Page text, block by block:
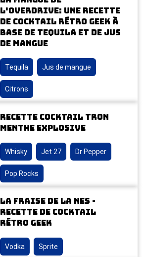
l'Overdrive: Une Recette
de Cocktail Rétro Geek à
Base de Tequila et de Jus
de Mangue
Tequila Jus de mangue
Citrons
Recette Cocktail Tron
Menthe Explosive
Whisky Jet 27 Dr Pepper
Pop Rocks
La Fraise de la NES -
Recette de cocktail
rétro geek
Vodka Sprite